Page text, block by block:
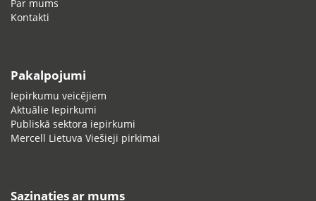
Par mums
Kontakti
Pakalpojumi
Iepirkumu veicējiem
Aktuālie Iepirkumi
Publiskā sektora iepirkumi
Mercell Lietuva Viešieji pirkimai
Sazinaties ar mums